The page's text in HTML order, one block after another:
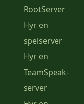
RootServer
Hyr en
spelserver
Hyr en
TeamSpeak-
server